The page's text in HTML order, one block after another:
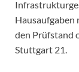
Hausaufgaben
den Prüfstand
Stuttgart 21.